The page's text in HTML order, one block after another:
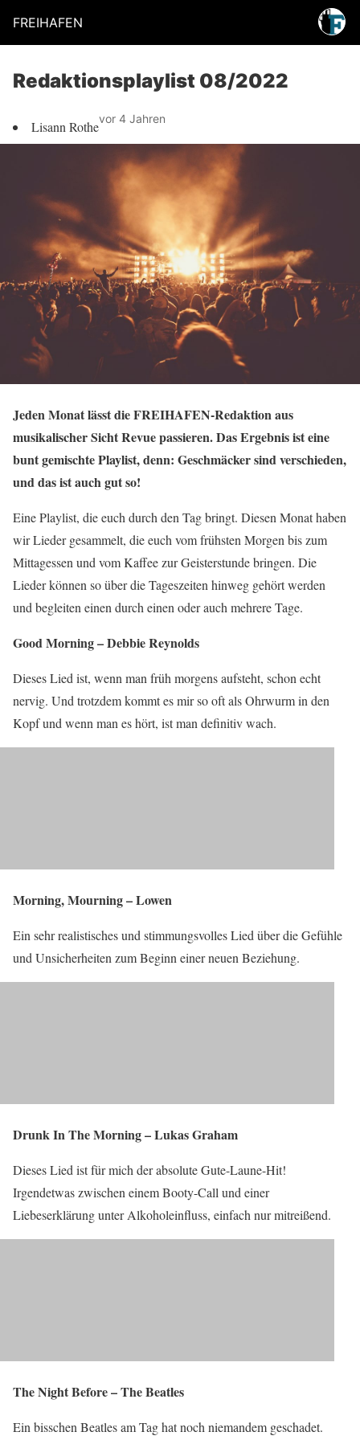
FREIHAFEN
Redaktionsplaylist 08/2022
Lisann Rothevor 4 Jahren
Jeden Monat lässt die FREIHAFEN-Redaktion aus
musikalischer Sicht Revue passieren. Das Ergebnis ist eine
bunt gemischte Playlist, denn: Geschmäcker sind verschieden,
und das ist auch gut so!
Eine Playlist, die euch durch den Tag bringt. Diesen Monat haben
wir Lieder gesammelt, die euch vom frühsten Morgen bis zum
Mittagessen und vom Kaffee zur Geisterstunde bringen. Die
Lieder können so über die Tageszeiten hinweg gehört werden
und begleiten einen durch einen oder auch mehrere Tage.
Good Morning – Debbie Reynolds
Dieses Lied ist, wenn man früh morgens aufsteht, schon echt
nervig. Und trotzdem kommt es mir so oft als Ohrwurm in den
Kopf und wenn man es hört, ist man definitiv wach.
Morning, Mourning – Lowen
Ein sehr realistisches und stimmungsvolles Lied über die Gefühle
und Unsicherheiten zum Beginn einer neuen Beziehung.
Drunk In The Morning – Lukas Graham
Dieses Lied ist für mich der absolute Gute-Laune-Hit!
Irgendetwas zwischen einem Booty-Call und einer
Liebeserklärung unter Alkoholeinfluss, einfach nur mitreißend.
The Night Before – The Beatles
Ein bisschen Beatles am Tag hat noch niemandem geschadet.